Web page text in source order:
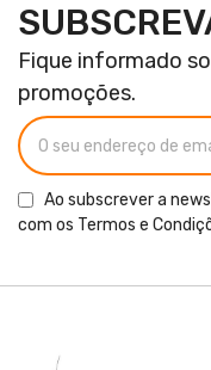
Fique informado
promoções.
Ao subscrever a
com os Termos e